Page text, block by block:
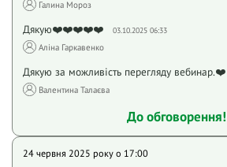
Галина Мороз
Дякую❤️❤️❤️❤️❤️ 03.10.2025 06:33
Аліна Гаркавенко
Дякую за можливість перегляду вебинар.❤️
Валентина Талаєва
До обговорення!
24 червня 2025 року o 17:00